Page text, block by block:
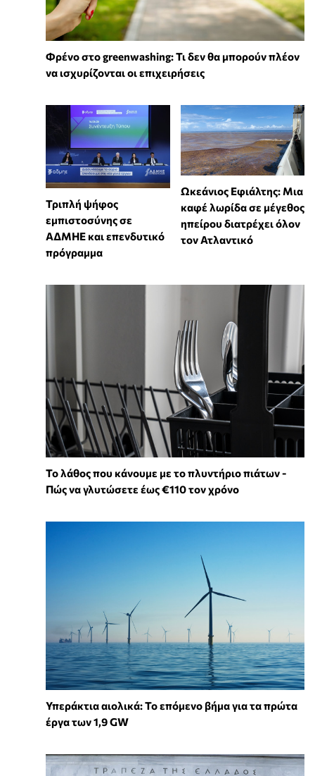
Φρένο στο greenwashing: Τι δεν θα μπορούν πλέον
να ισχυρίζονται οι επιχειρήσεις
Τριπλή ψήφος
εμπιστοσύνης σε
ΑΔΜΗΕ και επενδυτικό
πρόγραμμα
Ωκεάνιος Εφιάλτης: Μια
καφέ λωρίδα σε μέγεθος
ηπείρου διατρέχει όλον
τον Ατλαντικό
Το λάθος που κάνουμε με το πλυντήριο πιάτων -
Πώς να γλυτώσετε έως €110 τον χρόνο
Υπεράκτια αιολικά: Το επόμενο βήμα για τα πρώτα
έργα των 1,9 GW